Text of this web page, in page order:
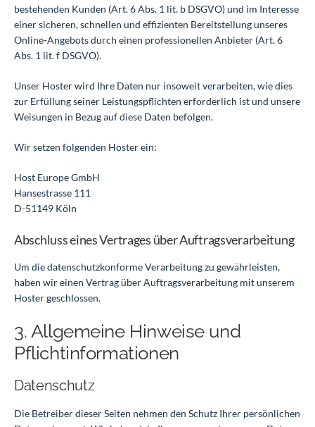
bestehenden Kunden (Art. 6 Abs. 1 lit. b DSGVO) und im Interesse
einer sicheren, schnellen und effizienten Bereitstellung unseres
Online-Angebots durch einen professionellen Anbieter (Art. 6
Abs. 1 lit. f DSGVO).
Unser Hoster wird Ihre Daten nur insoweit verarbeiten, wie dies
zur Erfüllung seiner Leistungspflichten erforderlich ist und unsere
Weisungen in Bezug auf diese Daten befolgen.
Wir setzen folgenden Hoster ein:
Host Europe GmbH
Hansestrasse 111
D-51149 Köln
Abschluss eines Vertrages über Auftragsverarbeitung
Um die datenschutzkonforme Verarbeitung zu gewährleisten,
haben wir einen Vertrag über Auftragsverarbeitung mit unserem
Hoster geschlossen.
3. Allgemeine Hinweise und
Pflicht­informationen
Datenschutz
Die Betreiber dieser Seiten nehmen den Schutz Ihrer persönlichen